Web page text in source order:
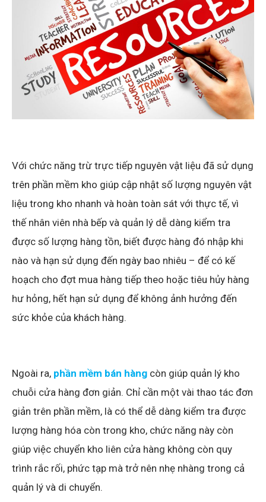
Với chức năng trừ trực tiếp nguyên vật liệu đã sử dụng
trên phần mềm kho giúp cập nhật số lượng nguyên vật
liệu trong kho nhanh và hoàn toàn sát với thực tế, vì
thế nhân viên nhà bếp và quản lý dễ dàng kiểm tra
được số lượng hàng tồn, biết được hàng đó nhập khi
nào và hạn sử dụng đến ngày bao nhiêu – để có kế
hoạch cho đợt mua hàng tiếp theo hoặc tiêu hủy hàng
hư hỏng, hết hạn sử dụng để không ảnh hưởng đến
sức khỏe của khách hàng.
Ngoài ra, phần mềm bán hàng còn giúp quản lý kho
chuỗi cửa hàng đơn giản. Chỉ cần một vài thao tác đơn
giản trên phần mềm, là có thể dễ dàng kiểm tra được
lượng hàng hóa còn trong kho, chức năng này còn
giúp việc chuyển kho liên cửa hàng không còn quy
trình rắc rối, phức tạp mà trở nên nhẹ nhàng trong cả
quản lý và di chuyển.